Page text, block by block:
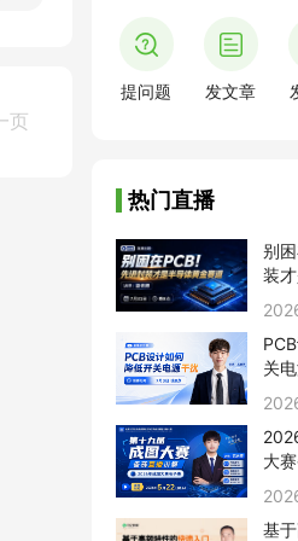
页
提问题 发文章
热门直播
别
装
道
关
大
基